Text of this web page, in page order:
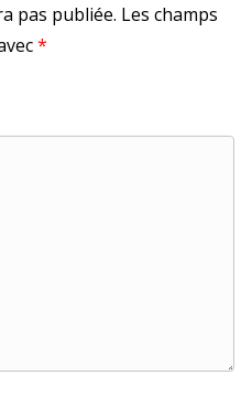
pas publiée. Les champs
*